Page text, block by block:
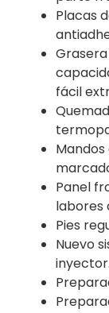
Placas
fácil
Panel
labores
Pies
Nuevo
inyector.